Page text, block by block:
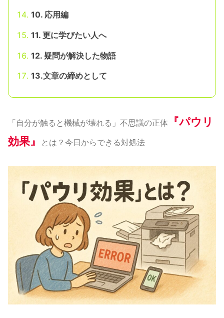
10. 応用編
11. 更に学びたい人へ
12. 疑問が解決した物語
13.文章の締めとして
「自分が触ると機械が壊れる」不思議の正体
『パウリ
効果』
とは？今日からできる対処法